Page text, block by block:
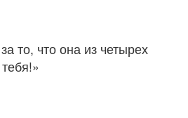
то, что она из четырех